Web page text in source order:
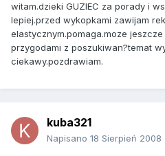
witam.dzieki GUZIEC za porady i
lepiej.przed wykopkami zawijam
elastycznym.pomaga.moze
przygodami z poszukiwan?temat
ciekawy.pozdrawiam.
kuba321
Napisano 18 Sierpień 2008